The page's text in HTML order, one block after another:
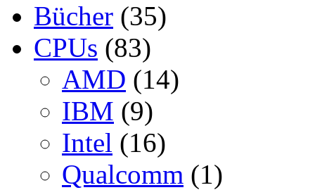
Bücher (35)
CPUs (83)
AMD (14)
IBM (9)
Intel (16)
Qualcomm (1)